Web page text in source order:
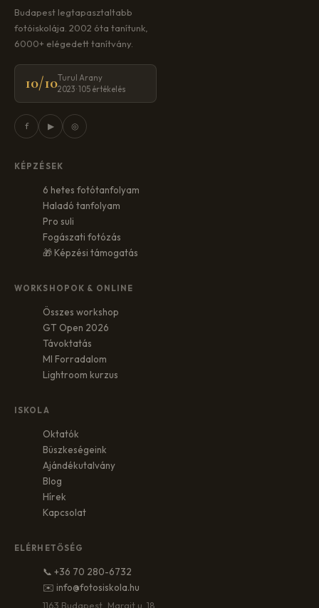
Budapest legtapasztaltabb
fotóiskolája. 2002 óta tanítunk,
6000+ elégedett tanítvány.
10/10Turul Arany
2023 · 105 értékelés
f ▶ ◎
KÉPZÉSEK
6 hetes fotótanfolyam
Haladó tanfolyam
Pro suli
Fogászati fotózás
🎁 Képzési támogatás
WORKSHOPOK & ONLINE
Összes workshop
GT Open 2026
Távoktatás
MI Forradalom
Lightroom kurzus
ISKOLA
Oktatók
Büszkeségeink
Ajándékutalvány
Blog
Hírek
Kapcsolat
ELÉRHETŐSÉG
📞 +36 70 280-6732
✉️ info@fotosiskola.hu
1163 Budapest, Margit u. 18.